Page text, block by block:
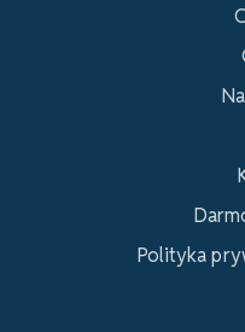
Polityka